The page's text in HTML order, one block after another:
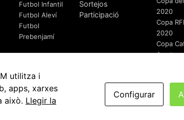
Futbol Infantil
Futbol Aleví
Futbol
Prebenjamí
Sortejos
Participació
2020
Copa
2020
Copa
de Cookies
utilitza i
apps, xarxes
això. Llegir la
Configurar